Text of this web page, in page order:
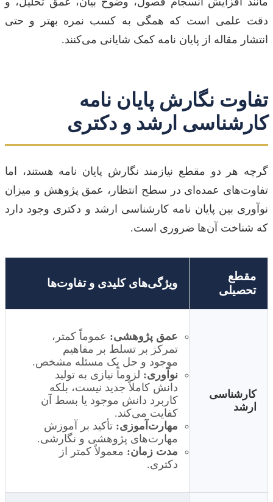
دقت علمی است که همگی به کسب نمره بهتر و حتی
انتشار مقاله از پایان نامه کمک شایانی می‌کنند.
تفاوت نگارش پایان نامه
کارشناسی ارشد و دکتری
گرچه هر دو مقطع نیازمند نگارش پایان نامه هستند، اما
تفاوت‌های عمده‌ای در سطح انتظار، عمق پژوهش و میزان
نوآوری بین پایان نامه کارشناسی ارشد و دکتری وجود دارد
که شناخت آن‌ها ضروری است.
مقطع
تحصیلی
ویژگی‌های کلیدی و تفاوت‌ها
کارشناسی
ارشد
عمق پژوهشی: عموماً کمتر،
تمرکز بر تسلط بر مفاهیم
موجود و حل یک مسئله مشخص.
نوآوری: لزوماً نیازی به تولید
دانش کاملاً جدید نیست، بلکه
کاربرد دانش موجود یا بسط آن
کفایت می‌کند.
مهارت‌آموزی: تأکید بر آموزش
مهارت‌های پژوهشی و نگارشی.
مدت زمان: معمولاً کمتر از
دکتری.